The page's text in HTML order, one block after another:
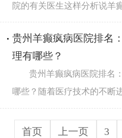
院的有关医生这样分析说羊
贵州羊癫疯病医院排名
理有哪些？
贵州羊癫疯病医院排名
哪些？随着医疗技术的不断
首页 上一页 3